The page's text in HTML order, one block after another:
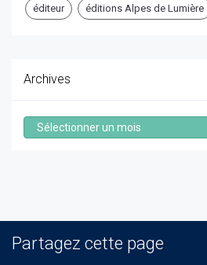
éditeur éditions Alpes de Lumière
Archives
Archives
Partagez cette page